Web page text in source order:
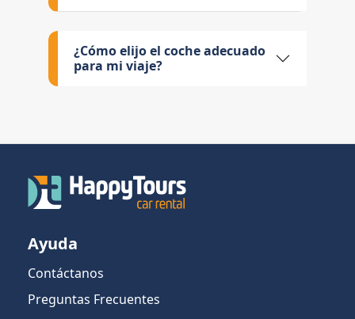
¿Cómo elijo el coche adecuado
para mi viaje?
Ayuda
Contáctanos
Preguntas Frecuentes